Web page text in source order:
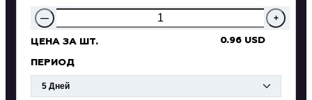
— +
ЦЕНА ЗА ШТ. 0.96 USD
ПЕРИОД